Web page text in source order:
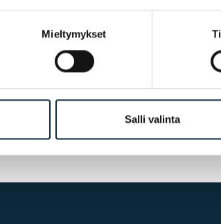
Mieltymykset
Salli valinta
yhteydessä.